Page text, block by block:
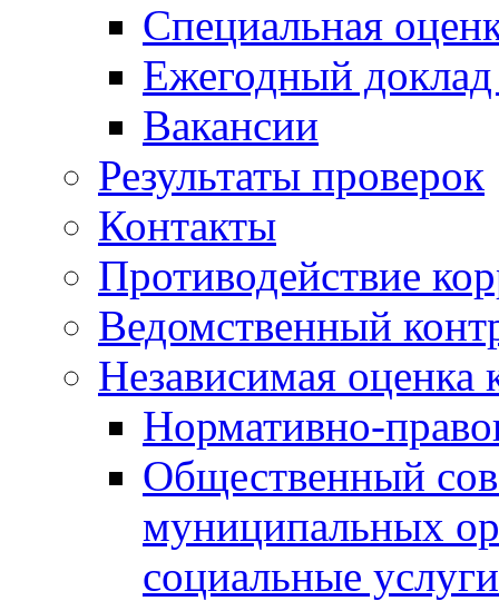
Специальная
Ежегодный
Вакансии
Результаты проверок
Контакты
Противодействие
Ведомственный
Независимая оценка
Нормативно-
Общественный
муниципальных
социальные